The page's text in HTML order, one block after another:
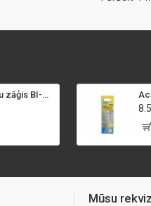
SPECIALIST+ caurumu zāģis BI-METAL, 98 mm
Mūsu